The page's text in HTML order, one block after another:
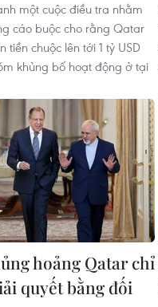
một cuộc điều tra nhằm
cáo buộc cho rằng Qatar
tiền chuộc lên tới 1 tỷ USD
khủng bố hoạt động ở tại
hoảng Qatar chỉ
quyết bằng đối